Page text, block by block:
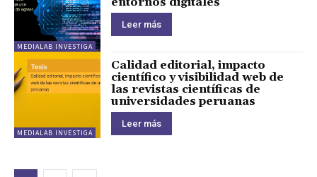
MEDIALAB INVESTIGA
Leer más
MEDIALAB INVESTIGA
Calidad editorial, impacto
científico y visibilidad web de
las revistas científicas de
universidades peruanas
Leer más